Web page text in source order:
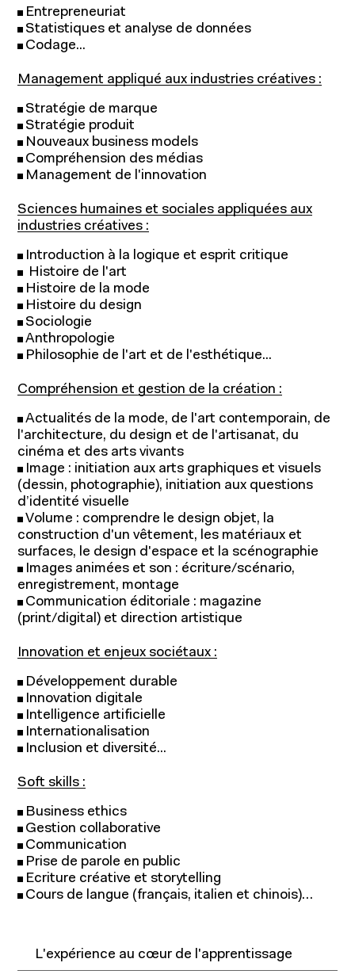
Recherche et expertise
Entrepreneuriat
Statistiques et analyse de données
Codage...
Management appliqué aux industries créatives :
Stratégie de marque
Stratégie produit
Nouveaux business models
Compréhension des médias
Management de l'innovation
Sciences humaines et sociales appliquées aux
industries créatives :
Introduction à la logique et esprit critique
Histoire de l'art
Histoire de la mode
Histoire du design
Sociologie
Anthropologie
Philosophie de l'art et de l'esthétique...
Compréhension et gestion de la création :
Actualités de la mode, de l'art contemporain, de
l'architecture, du design et de l'artisanat, du
cinéma et des arts vivants
Image : initiation aux arts graphiques et visuels
(dessin, photographie), initiation aux questions
d’identité visuelle
Volume : comprendre le design objet, la
construction d'un vêtement, les matériaux et
surfaces, le design d'espace et la scénographie
Images animées et son : écriture/scénario,
enregistrement, montage
Communication éditoriale : magazine
(print/digital) et direction artistique
Innovation et enjeux sociétaux :
Développement durable
Innovation digitale
Intelligence artificielle
Internationalisation
Inclusion et diversité...
Soft skills :
Business ethics
Gestion collaborative
Communication
Prise de parole en public
Ecriture créative et storytelling
Cours de langue (français, italien et chinois)…
L'expérience au cœur de l'apprentissage